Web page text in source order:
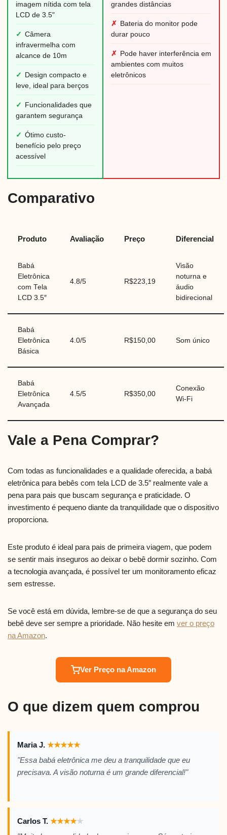
imagem nítida com tela
LCD de 3.5"
✓ Câmera
infravermelha com
alcance de 10m
✓
Design compacto e
leve, ideal para berços
✓
Funcionalidades que
garantem segurança
✓ Ótimo custo-
benefício pelo preço
acessível
grandes distâncias
✗ Bateria do monitor pode
durar pouco
✗ Pode haver interferência em
ambientes com muitos
eletrônicos
Comparativo
Produto Avaliação Preço Diferencial
Babá
Eletrônica
com Tela
LCD 3.5″
4.8/5 R$223,19
Visão
noturna e
áudio
bidirecional
Babá
Eletrônica
Básica
4.0/5 R$150,00 Som único
Babá
Eletrônica
Avançada
4.5/5 R$350,00
Conexão
Wi-Fi
Vale a Pena Comprar?
Com todas as funcionalidades e a qualidade oferecida, a babá
eletrônica para bebês com tela LCD de 3.5″ realmente vale a
pena para pais que buscam segurança e praticidade. O
investimento é pequeno diante da tranquilidade que o dispositivo
proporciona.
Este produto é ideal para pais de primeira viagem, que podem
se sentir mais inseguros ao deixar o bebê dormir sozinho. Com
a tecnologia avançada, é possível ter um monitoramento eficaz
sem estresse.
Se você está em dúvida, lembre-se de que a segurança do seu
bebê deve ser sempre a prioridade. Não hesite em ver o preço
na Amazon.
Ver Preço na Amazon
O que dizem quem comprou
Maria J. ★★★★★
"Essa babá eletrônica me deu a tranquilidade que eu
precisava. A visão noturna é um grande diferencial!"
Carlos T. ★★★★★